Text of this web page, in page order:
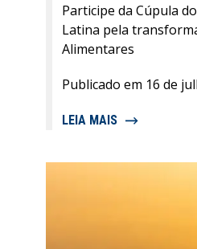
Participe da Cúpula
Latina pela
Alimentares
Publicado em 16 de
LEIA MAIS